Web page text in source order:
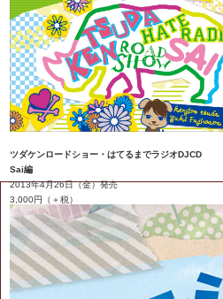
ツダケンロードショー・はてるまでラジオDJCD
Sai編
2013年4月26日（金）発売
3,000円（＋税）